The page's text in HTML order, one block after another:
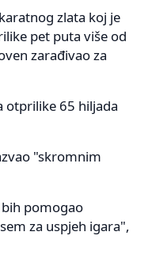
zlata koj je
pet puta više od
zarađivao za
otprilike 65 hiljada
"skromnim
pomogao
za uspjeh igara",